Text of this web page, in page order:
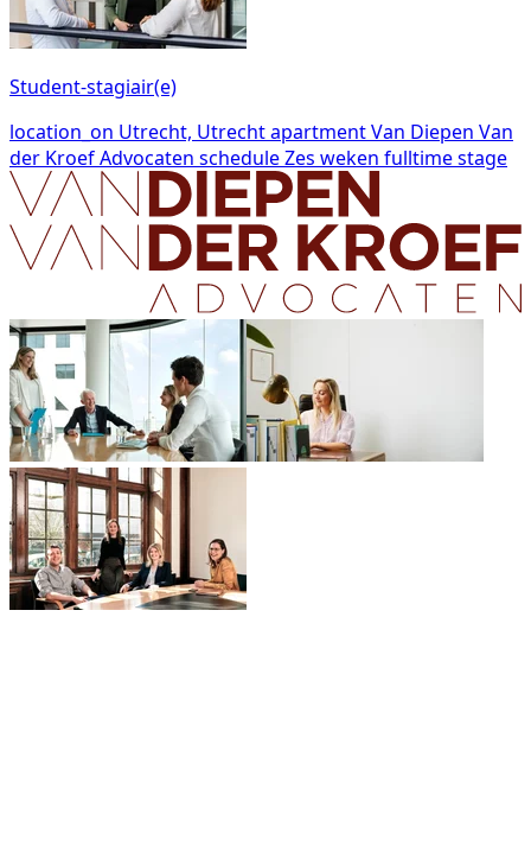
Student-stagiair(e)
location_on Utrecht, UtrechtapartmentVan Diepen Van
der Kroef Advocaten scheduleZes weken fulltime stage